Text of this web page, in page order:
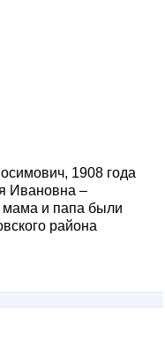
1908 года
Ивановна –
мама и папа были
района